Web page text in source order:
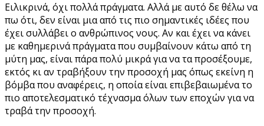
Ειλικρινά, όχι πολλά πράγματα. Αλλά με αυτό δε θέλω να
πω ότι, δεν είναι μια από τις πιο σημαντικές ιδέες που
έχει συλλάβει ο ανθρώπινος νους. Αν και έχει να κάνει
με καθημερινά πράγματα που συμβαίνουν κάτω από τη
μύτη μας, είναι πάρα πολύ μικρά για να τα προσέξουμε,
εκτός κι αν τραβήξουν την προσοχή μας όπως εκείνη η
βόμβα που αναφέρεις, η οποία είναι επιβεβαιωμένα το
πιο αποτελεσματικό τέχνασμα όλων των εποχών για να
τραβά την προσοχή.